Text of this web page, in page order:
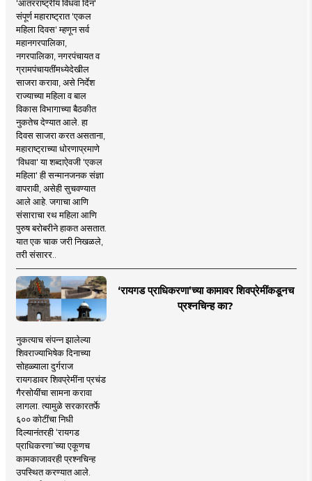
'आंतरराष्ट्रीय विधवा दिन'
संपूर्ण महाराष्ट्रात 'एकल
महिला दिवस' म्हणून सर्व
महानगरपालिका,
नगरपालिका, नगरपंचायत व
ग्रामपंचायतींमध्येदेखील
साजरा करावा, असे निर्देश
राज्याच्या महिला व बाल
विकास विभागाच्या बैठकीत
नुकतेच देण्यात आले. हा
दिवस साजरा करत असताना,
महाराष्ट्राच्या धोरणाप्रमाणे
'विधवा' या शब्दाऐवजी 'एकल
महिला' ही सन्मानजनक संज्ञा
वापरावी, असेही सुचवण्यात
आले आहे. जगाचा आणि
संसाराचा रथ महिला आणि
पुरुष बरोबरीने हाकत असतात.
यात एक चाक जरी निखळले,
तरी संसारर..
‘रायगड प्राधिकरणा’च्या कामावर शिवप्रेमींकडूनच
प्रश्नचिन्ह का?
नुकत्याच संपन्न झालेल्या
शिवराज्याभिषेक दिनाच्या
सोहळ्याला दुर्गराज
रायगडावर शिवप्रेमींना प्रचंड
गैरसोयींचा सामना करावा
लागला. त्यामुळे सरकारतर्फे
६०० कोटींचा निधी
दिल्यानंतरही ‘रायगड
प्राधिकरणा’च्या एकूणच
कामकाजावरही प्रश्नचिन्ह
उपस्थित करण्यात आले.